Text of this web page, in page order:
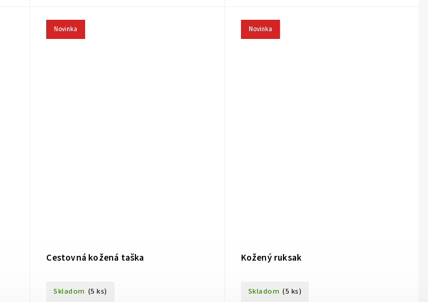
Novinka
Cestovná kožená taška
Skladom (5 ks)
Novinka
Kožený ruksak
Skladom (5 ks)